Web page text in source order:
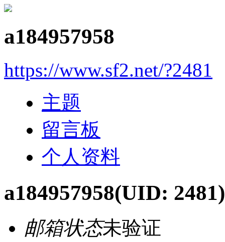
a184957958
https://www.sf2.net/?2481
主题
留言板
个人资料
a184957958(UID: 2481)
邮箱状态未验证